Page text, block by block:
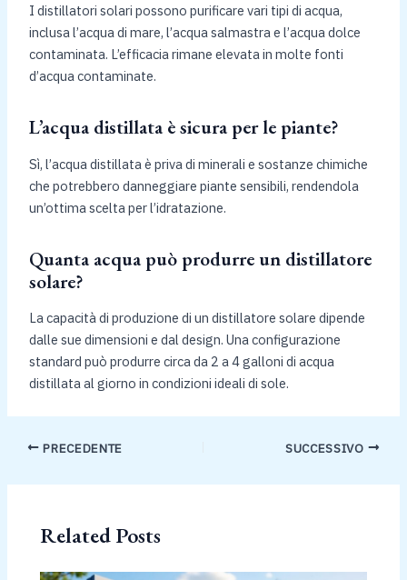
I distillatori solari possono purificare vari tipi di acqua,
inclusa l’acqua di mare, l’acqua salmastra e l’acqua dolce
contaminata. L’efficacia rimane elevata in molte fonti
d’acqua contaminate.
L’acqua distillata è sicura per le piante?
Sì, l’acqua distillata è priva di minerali e sostanze chimiche
che potrebbero danneggiare piante sensibili, rendendola
un’ottima scelta per l’idratazione.
Quanta acqua può produrre un distillatore
solare?
La capacità di produzione di un distillatore solare dipende
dalle sue dimensioni e dal design. Una configurazione
standard può produrre circa da 2 a 4 galloni di acqua
distillata al giorno in condizioni ideali di sole.
PRECEDENTE SUCCESSIVO
Related Posts